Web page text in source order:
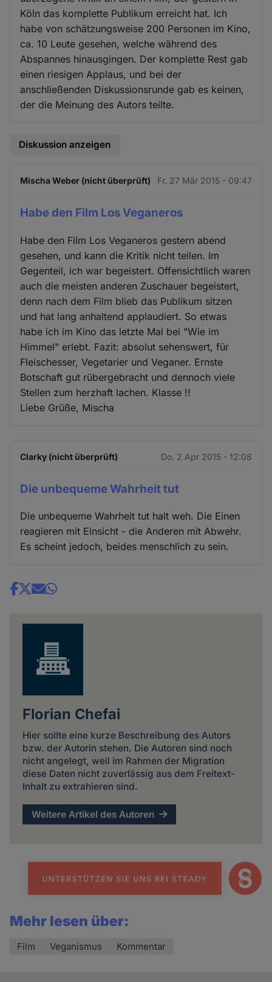
Köln das komplette Publikum erreicht hat. Ich
habe von schätzungsweise 200 Personen im Kino,
ca. 10 Leute gesehen, welche während des
Abspannes hinausgingen. Der komplette Rest gab
einen riesigen Applaus, und bei der
anschließenden Diskussionsrunde gab es keinen,
der die Meinung des Autors teilte.
Diskussion anzeigen
Mischa Weber (nicht überprüft) Fr. 27 Mär 2015 - 09:47
Habe den Film Los Veganeros
Habe den Film Los Veganeros gestern abend
gesehen, und kann die Kritik nicht teilen. Im
Gegenteil, ich war begeistert. Offensichtlich waren
auch die meisten anderen Zuschauer begeistert,
denn nach dem Film blieb das Publikum sitzen
und hat lang anhaltend applaudiert. So etwas
habe ich im Kino das letzte Mal bei "Wie im
Himmel" erlebt. Fazit: absolut sehenswert, für
Fleischesser, Vegetarier und Veganer. Ernste
Botschaft gut rübergebracht und dennoch viele
Stellen zum herzhaft lachen. Klasse !!
Liebe Grüße, Mischa
Clarky (nicht überprüft) Do. 2 Apr 2015 - 12:08
Die unbequeme Wahrheit tut
Die unbequeme Wahrheit tut halt weh. Die Einen
reagieren mit Einsicht - die Anderen mit Abwehr.
Es scheint jedoch, beides menschlich zu sein.
Share
Florian Chefai
Hier sollte eine kurze Beschreibung des Autors
bzw. der Autorin stehen. Die Autoren sind noch
nicht angelegt, weil im Rahmen der Migration
diese Daten nicht zuverlässig aus dem Freitext-
Inhalt zu extrahieren sind.
Weitere Artikel des Autoren
Mehr lesen über:
Film Veganismus Kommentar